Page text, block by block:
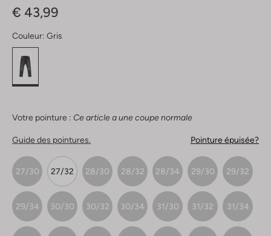
€ 43,99
Couleur: Gris
Votre pointure : Ce article a une coupe normale
Guide des pointures. Pointure épuisée?
27/30 27/32 28/30 28/32 28/34 29/30 29/32
29/34 30/30 30/32 30/34 31/30 31/32 31/34